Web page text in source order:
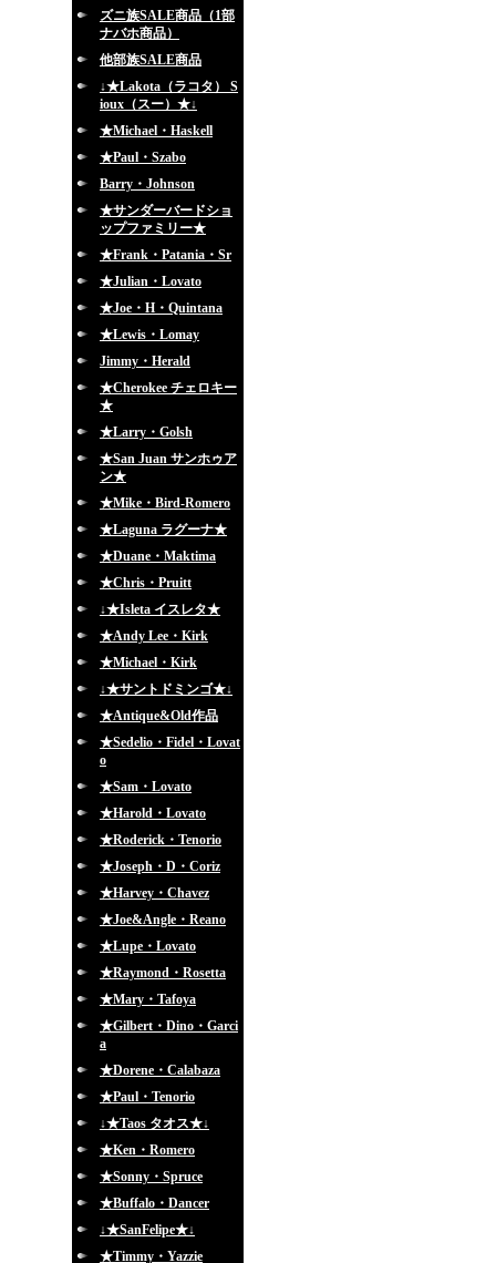
ズニ族SALE商品（1部
ナバホ商品）
他部族SALE商品
↓★Lakota（ラコタ） S
ioux（スー）★↓
★Michael・Haskell
★Paul・Szabo
Barry・Johnson
★サンダーバードショ
ップファミリー★
★Frank・Patania・Sr
★Julian・Lovato
★Joe・H・Quintana
★Lewis・Lomay
Jimmy・Herald
★Cherokee チェロキー
★
★Larry・Golsh
★San Juan サンホゥア
ン★
★Mike・Bird-Romero
★Laguna ラグーナ★
★Duane・Maktima
★Chris・Pruitt
↓★Isleta イスレタ★
★Andy Lee・Kirk
★Michael・Kirk
↓★サントドミンゴ★↓
★Antique&Old作品
★Sedelio・Fidel・Lovat
o
★Sam・Lovato
★Harold・Lovato
★Roderick・Tenorio
★Joseph・D・Coriz
★Harvey・Chavez
★Joe&Angle・Reano
★Lupe・Lovato
★Raymond・Rosetta
★Mary・Tafoya
★Gilbert・Dino・Garci
a
★Dorene・Calabaza
★Paul・Tenorio
↓★Taos タオス★↓
★Ken・Romero
★Sonny・Spruce
★Buffalo・Dancer
↓★SanFelipe★↓
★Timmy・Yazzie